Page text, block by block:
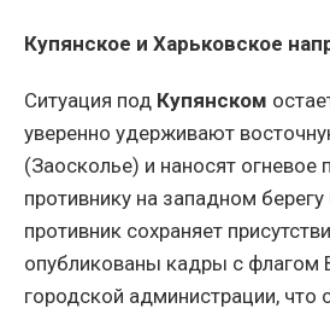
Купянское и Харьковское
Ситуация под Купянском
уверенно удерживают
(Заосколье) и наносят огневое
противнику на западном
противник сохраняет
опубликованы кадры с флагом
городской администрации, что